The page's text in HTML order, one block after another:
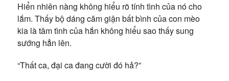
Hiển nhiên nàng không hiểu rõ tính tình của nó cho
lắm. Thấy bộ dáng căm giận bất bình của con mèo
kia là tâm tình của hắn không hiểu sao thấy sung
sướng hẳn lên.
“Thất ca, đại ca đang cười đó hả?”